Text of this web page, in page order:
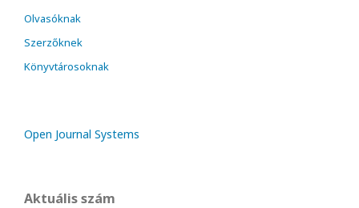
Olvasóknak
Szerzőknek
Könyvtárosoknak
Open Journal Systems
Aktuális szám